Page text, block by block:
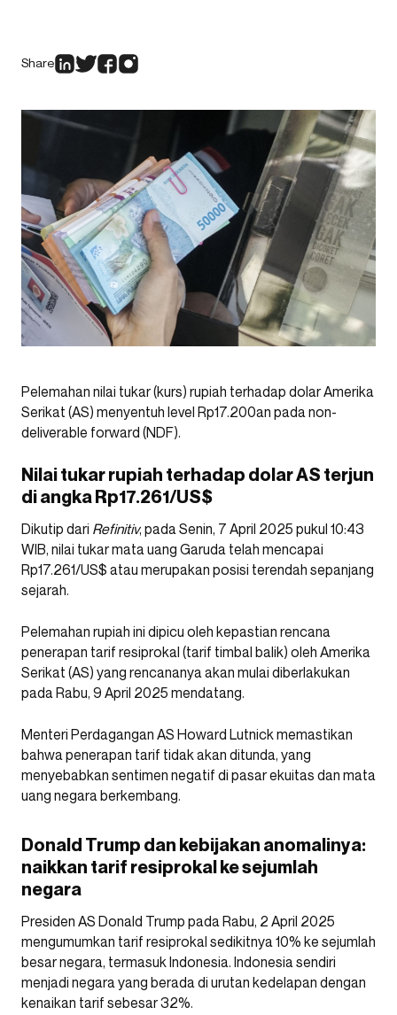
Share
Pelemahan nilai tukar (kurs) rupiah terhadap dolar Amerika
Serikat (AS) menyentuh level Rp17.200an pada non-
deliverable forward (NDF).
Nilai tukar rupiah terhadap dolar AS terjun
di angka Rp17.261/US$
Dikutip dari Refinitiv, pada Senin, 7 April 2025 pukul 10:43
WIB, nilai tukar mata uang Garuda telah mencapai
Rp17.261/US$ atau merupakan posisi terendah sepanjang
sejarah.
Pelemahan rupiah ini dipicu oleh kepastian rencana
penerapan tarif resiprokal (tarif timbal balik) oleh Amerika
Serikat (AS) yang rencananya akan mulai diberlakukan
pada Rabu, 9 April 2025 mendatang.
Menteri Perdagangan AS Howard Lutnick memastikan
bahwa penerapan tarif tidak akan ditunda, yang
menyebabkan sentimen negatif di pasar ekuitas dan mata
uang negara berkembang.
Donald Trump dan kebijakan anomalinya:
naikkan tarif resiprokal ke sejumlah
negara
Presiden AS Donald Trump pada Rabu, 2 April 2025
mengumumkan tarif resiprokal sedikitnya 10% ke sejumlah
besar negara, termasuk Indonesia. Indonesia sendiri
menjadi negara yang berada di urutan kedelapan dengan
kenaikan tarif sebesar 32%.